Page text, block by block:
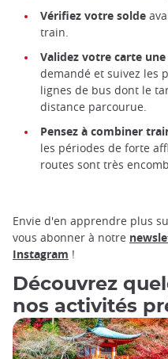
Vérifiez votre solde
train.
Validez votre carte
demandé et suivez les
lignes de bus dont le
distance parcourue.
Pensez à combiner
les périodes de forte
routes sont très
Envie d'en apprendre plus
vous abonner à notre
Instagram !
Découvrez
nos activités